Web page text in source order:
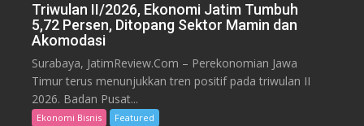
Triwulan II/2026, Ekonomi Jatim Tumbuh
5,72 Persen, Ditopang Sektor Mamin dan
Akomodasi
Surabaya, JatimReview.Com – Perekonomian Jawa
Timur terus menunjukkan tren positif pada triwulan II
2026. Badan Pusat...
Ekonomi Bisnis Featured